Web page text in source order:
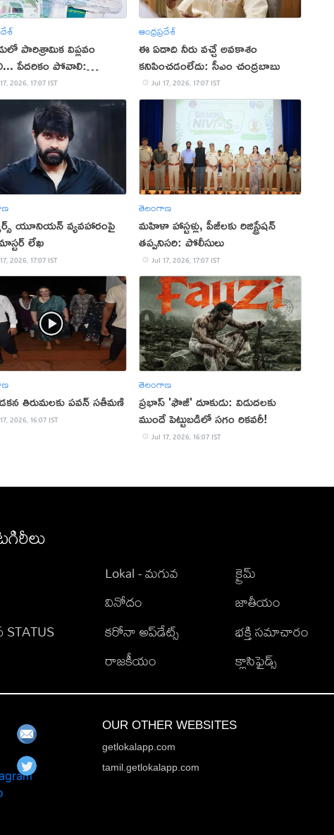
పారిశ్రామిక విప్లవం
పేదరికం పోవాలి:
2026, 17:07 IST
ఆంధ్రప్రదేశ్
ఈ ఏడాది నీరు వచ్చే అవకాశం
కనిపించడంలేదు: సీఎం చంద్రబాబు
Jul 17, 2026, 17:07 IST
యూనియన్ వ్యవహారంపై
లేఖ
2026, 17:07 IST
తెలంగాణ
మహిళా హాస్టళ్లు, పీజీలకు రిజిస్ట్రేషన్
తప్పనిసరి: పోలీసులు
Jul 17, 2026, 17:07 IST
తిరుమలకు పవన్‌ సతీమణి
2026, 16:07 IST
తెలంగాణ
ప్రభాస్ 'ఫౌజీ' దూకుడు: విడుదలకు
ముందే పెట్టుబడిలో సగం రికవరీ!
Jul 17, 2026, 16:07 IST
Lokal - మగువ
వినోదం
కరోనా అప్‌డేట్స్
రాజకీయం
క్రైమ్
జాతీయం
భక్తి సమాచారం
క్లాసిఫైడ్స్
OUR OTHER WEBSITES
getlokalapp.com
tamil.getlokalapp.com